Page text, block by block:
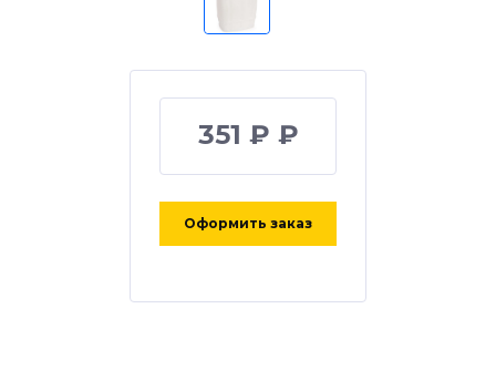
351 ₽ ₽
Оформить заказ